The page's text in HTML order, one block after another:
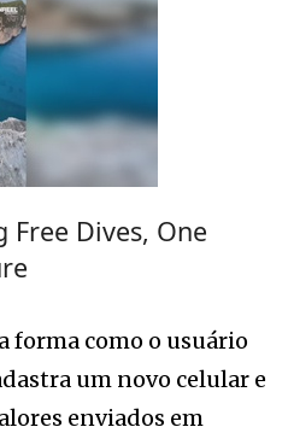
Dives, One
forma como o usuário
um novo celular e
enviados em